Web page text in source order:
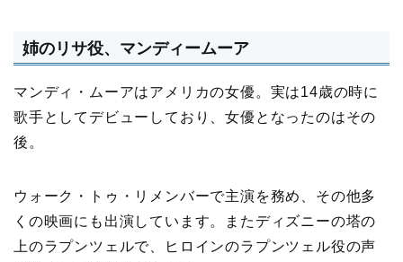
姉のリサ役、マンディームーア
マンディ・ムーアはアメリカの女優。実は14歳の時に
歌手としてデビューしており、女優となったのはその
後。
ウォーク・トゥ・リメンバーで主演を務め、その他多
くの映画にも出演しています。またディズニーの塔の
上のラプンツェルで、ヒロインのラプンツェル役の声